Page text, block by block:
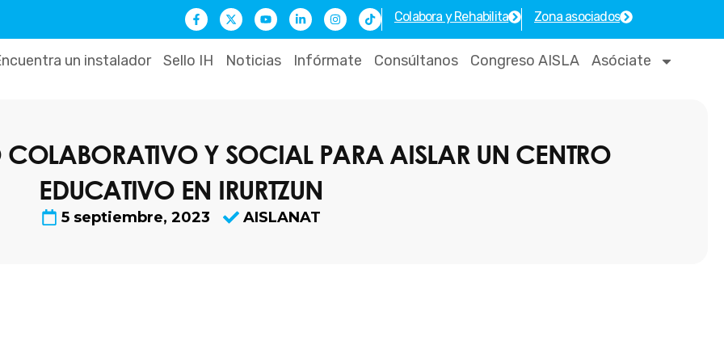
F
a
c
b
o
X
-
t
i
t
Y
o
u
u
b
L
i
n
e
d
I
n
s
a
g
T
i
k
o
Colabora y Rehabilita Zona asociados
un instalador Sello IH Noticias Infórmate Consúltanos Congreso AISLA Asóciate
COLABORATIVO Y SOCIAL PARA AISLAR UN CENTRO
EDUCATIVO EN IRURTZUN
5 septiembre, 2023 AISLANAT